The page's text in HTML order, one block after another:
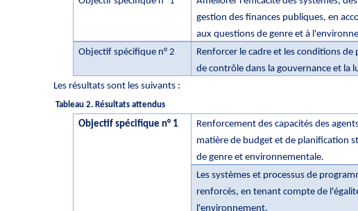
gestion des finances publiques, en
aux questions de genre et à
Objectif spécifique n° 2
Renforcer le cadre et les conditions
de contrôle dans la gouvernance et la
Les résultats sont les suivants :
Tableau 2. Résultats attendus
Objectif spécifique n° 1
Renforcement des capacités des
matière de budget et de planification
de genre et environnementale.
Les systèmes et processus de
renforcés, en tenant compte de
l'environnement.